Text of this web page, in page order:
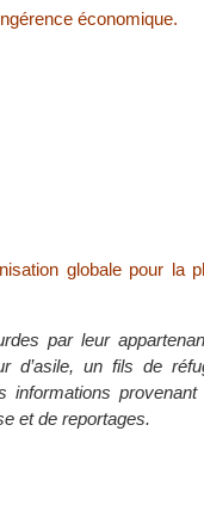
économique.
globale pour la
par leur
d’asile, un fils de
provenant
et de reportages.